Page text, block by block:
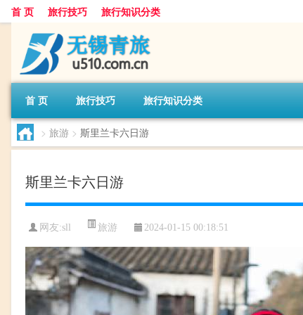
首 页 旅行技巧 旅行知识分类
首 页 旅行技巧 旅行知识分类
> 旅游 > 斯里兰卡六日游
斯里兰卡六日游
网友:sll 旅游 2024-01-15 00:18:51